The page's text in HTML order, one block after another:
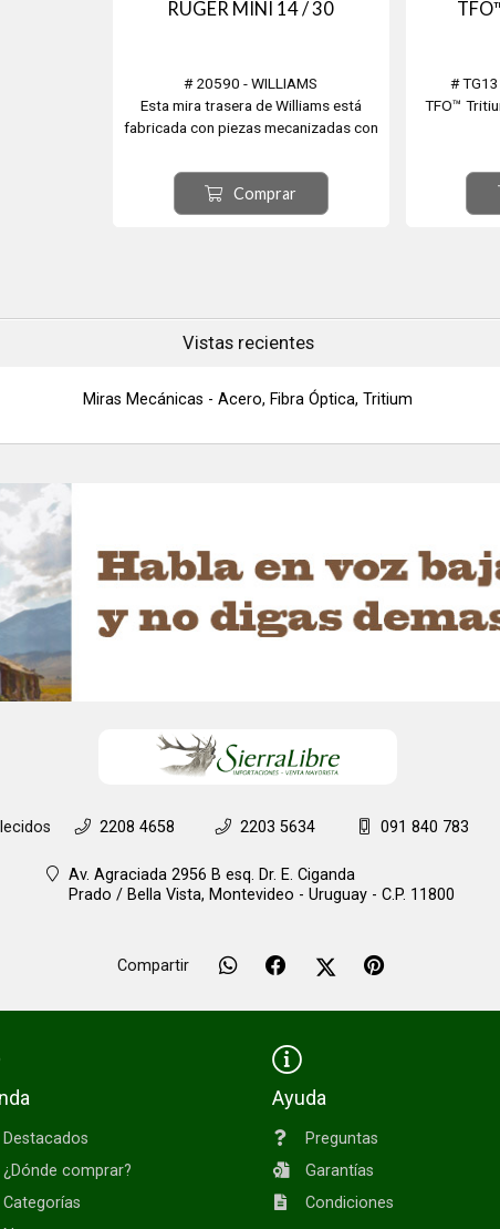
RUGER MINI 14 / 30
# 20590 - WILLIAMS
Esta mira trasera de Williams está
fabricada con piezas mecanizadas con
diseñada para adaptarse a los modelos
Ruger Mini 14/Mini 30.
Totalmente ajustable para resistencia al
Comprar
#
TFO™
Cuanto
Vistas recientes
Miras Mecánicas - Acero, Fibra Óptica, Tritium
2208 4658 2203 5634 091 840 783
Av. Agraciada 2956 B esq. Dr. E. Ciganda
Prado / Bella Vista, Montevideo - Uruguay - C.P. 11800
Compartir
Destacados
¿Dónde comprar?
Categorías
Ayuda
Preguntas
Garantías
Condiciones